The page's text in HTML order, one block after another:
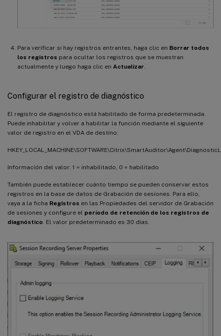
Para verificar si hay registros entrantes, haga clic en Borrar todos
los registros para ocultar los registros que se muestran
actualmente y luego haga clic en Actualizar.
Configurar el registro de diagnóstico
El registro de diagnóstico está habilitado de forma predeterminada.
Puede inhabilitar y volver a habilitar la función mediante el siguiente
valor de registro en el VDA de destino:
Información del valor: 1 = inhabilitado, 0 = habilitado
También puede establecer cuánto tiempo se pueden conservar estos
registros en la base de datos de Grabación de sesiones. Para ello,
vaya a la ficha Registros en las Propiedades del servidor de Grabación
de sesiones y configure el período de retención de los registros de
diagnóstico. El valor predeterminado es 30 días.